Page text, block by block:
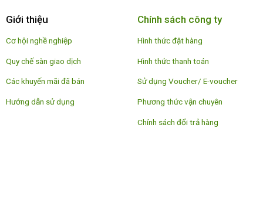
Giới thiệu
Cơ hội nghề nghiệp
Quy chế sàn giao dịch
Các khuyến mãi đã bán
Hướng dẫn sử dụng
Chính sách công ty
Hình thức đặt hàng
Hình thức thanh toán
Sử dụng Voucher/ E-voucher
Phương thức vận chuyên
Chính sách đổi trả hàng